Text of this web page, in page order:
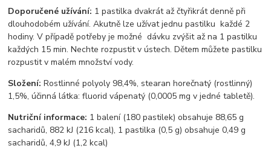
Doporučené užívání: 1 pastilka dvakrát až čtyřikrát denně při
dlouhodobém užívání. Akutně lze užívat jednu pastilku každé 2
hodiny. V případě potřeby je možné dávku zvýšit až na 1 pastilku
každých 15 min. Nechte rozpustit v ústech. Dětem můžete pastilku
rozpustit v malém množství vody.
Složení: Rostlinné polyoly 98,4%, stearan horečnatý (rostlinný)
1,5%, účinná látka: fluorid vápenatý (0,0005 mg v jedné tabletě).
Nutriční informace: 1 balení (180 pastilek) obsahuje 88,65 g
sacharidů, 882 kJ (216 kcal), 1 pastilka (0,5 g) obsahuje 0,49 g
sacharidů, 4,9 kJ (1,2 kcal)